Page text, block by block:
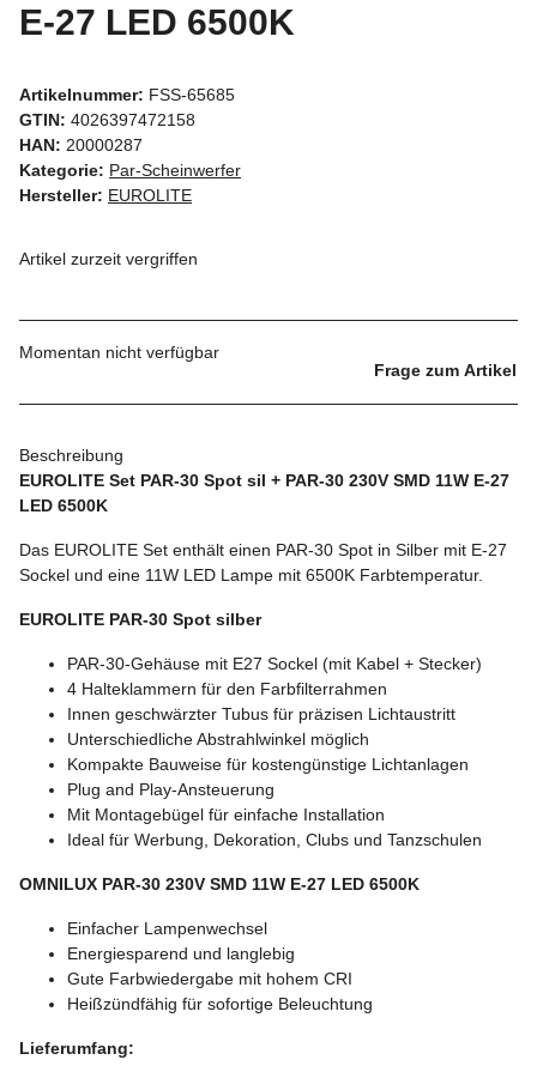
E-27 LED 6500K
Artikelnummer: FSS-65685
GTIN: 4026397472158
HAN: 20000287
Kategorie: Par-Scheinwerfer
Hersteller: EUROLITE
Artikel zurzeit vergriffen
Momentan nicht verfügbar
Frage zum Artikel
Beschreibung
EUROLITE Set PAR-30 Spot sil + PAR-30 230V SMD 11W E-27
LED 6500K
Das EUROLITE Set enthält einen PAR-30 Spot in Silber mit E-27
Sockel und eine 11W LED Lampe mit 6500K Farbtemperatur.
EUROLITE PAR-30 Spot silber
PAR-30-Gehäuse mit E27 Sockel (mit Kabel + Stecker)
4 Halteklammern für den Farbfilterrahmen
Innen geschwärzter Tubus für präzisen Lichtaustritt
Unterschiedliche Abstrahlwinkel möglich
Kompakte Bauweise für kostengünstige Lichtanlagen
Plug and Play-Ansteuerung
Mit Montagebügel für einfache Installation
Ideal für Werbung, Dekoration, Clubs und Tanzschulen
OMNILUX PAR-30 230V SMD 11W E-27 LED 6500K
Einfacher Lampenwechsel
Energiesparend und langlebig
Gute Farbwiedergabe mit hohem CRI
Heißzündfähig für sofortige Beleuchtung
Lieferumfang: